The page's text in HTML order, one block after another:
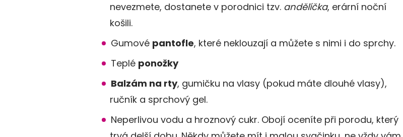
nevezmete, dostanete v porodnici tzv. andělíčka, erární noční
košili.
Gumové pantofle, které neklouzají a můžete s nimi i do sprchy.
Teplé ponožky
Balzám na rty, gumičku na vlasy (pokud máte dlouhé vlasy),
ručník a sprchový gel.
Neperlivou vodu a hroznový cukr. Obojí oceníte při porodu, který